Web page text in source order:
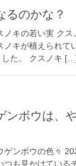
るのかな？
キの若い実 ク
キが植えられて
した。 クスノキ
ンボウは、
ンボウの色々
も見かけている